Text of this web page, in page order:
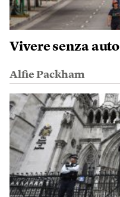
Vivere senza auto
Alfie Packham